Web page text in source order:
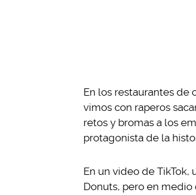
En los restaurantes de
vimos con raperos
retos y bromas a los
protagonista de la
En un video de TikTok,
Donuts, pero en